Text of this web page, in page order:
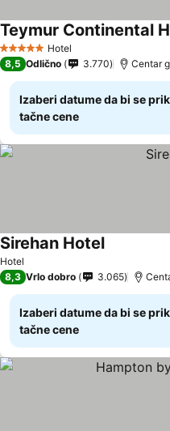
5 ZvezdiceHotel
Teymur Continental
8,5 Odlično 3.770 Centar
Izaberi datume da bi se
tačne cene
Hotel
Sirehan Hotel
8,3 Vrlo dobro 3.065
Izaberi datume da bi se
tačne cene